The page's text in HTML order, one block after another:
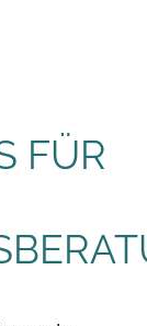
FÜR